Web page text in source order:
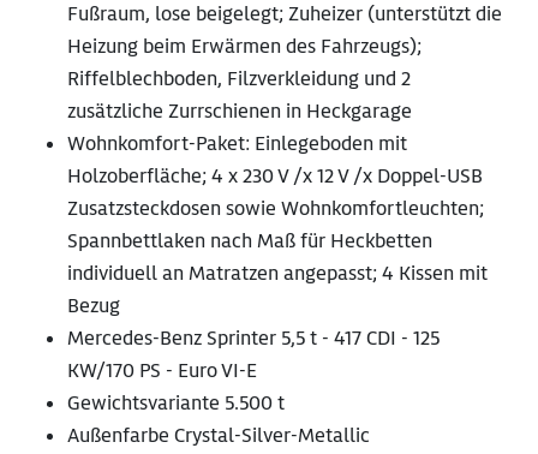
Fußraum, lose beigelegt; Zuheizer (unterstützt die
Heizung beim Erwärmen des Fahrzeugs);
Riffelblechboden, Filzverkleidung und 2
zusätzliche Zurrschienen in Heckgarage
Wohnkomfort-Paket: Einlegeboden mit
Holzoberfläche; 4 x 230 V /x 12 V /x Doppel-USB
Zusatzsteckdosen sowie Wohnkomfortleuchten;
Spannbettlaken nach Maß für Heckbetten
individuell an Matratzen angepasst; 4 Kissen mit
Bezug
Mercedes-Benz Sprinter 5,5 t - 417 CDI - 125
KW/170 PS - Euro VI-E
Gewichtsvariante 5.500 t
Außenfarbe Crystal-Silver-Metallic